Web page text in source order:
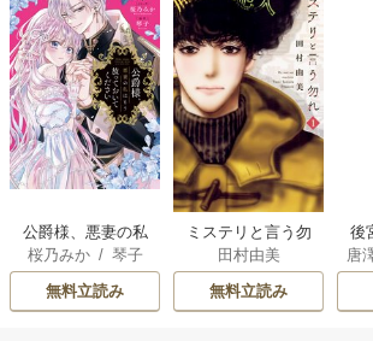
公爵様、悪妻の私
はもう放っておい
てください
桜乃みか/ 琴子
無料立読み
ミステリと言う勿
れ
田村由美
無料立読み
後
は
唐